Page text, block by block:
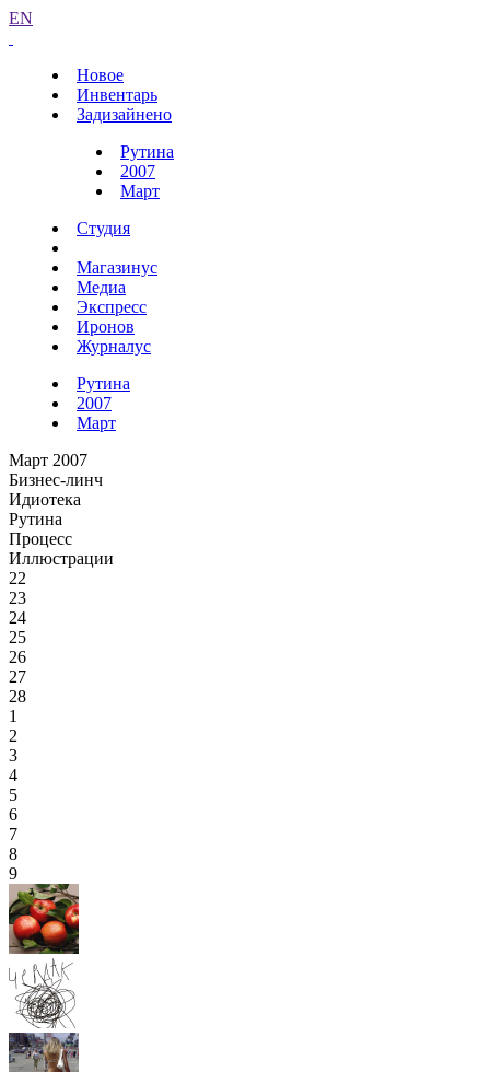
EN
Новое
Инвентарь
Задизайнено
Рутина
2007
Март
Студия
Магазинус
Медиа
Экспресс
Иронов
Журналус
Рутина
2007
Март
Март 2007
Бизнес-линч
Идиотека
Рутина
Процесс
Иллюстрации
22
23
24
25
26
27
28
1
2
3
4
5
6
7
8
9